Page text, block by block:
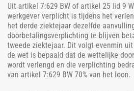
Uit artikel 7:629 BW of artikel 25 lid 9
werkgever verplicht is tijdens het
het derde ziektejaar dezelfde
doorbetalingsverplichting te blijven
tweede ziektejaar. Dit volgt evenmin
de wet is bepaald dat de wettelijke
wordt verlengd en die verplichting
van artikel 7:629 BW 70% van het loon.